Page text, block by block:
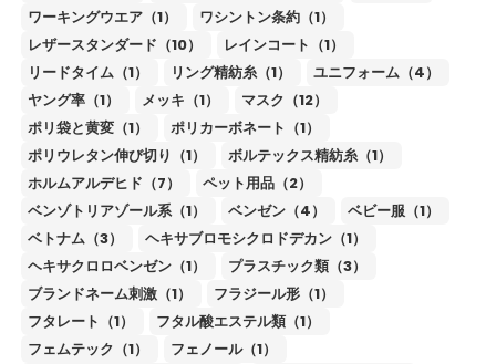
ワーキングウエア（1）
ワシントン条約（1）
レザースタンダード（10）
レインコート（1）
リードタイム（1）
リング精紡糸（1）
ユニフォーム（4）
ヤング率（1）
メッキ（1）
マスク（12）
ポリ袋と黄変（1）
ポリカーボネート（1）
ポリウレタン伸び切り（1）
ボルテックス精紡糸（1）
ホルムアルデヒド（7）
ペット用品（2）
ベンゾトリアゾール系（1）
ベンゼン（4）
ベビー服（1）
ベトナム（3）
ヘキサブロモシクロドデカン（1）
ヘキサクロロベンゼン（1）
プラスチック類（3）
ブランドネーム刺激（1）
フラジール形（1）
フタレート（1）
フタル酸エステル類（1）
フェムテック（1）
フェノール（1）